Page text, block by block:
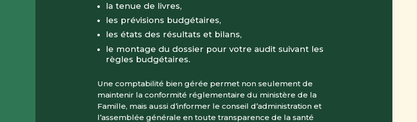
la tenue de livres,
les prévisions budgétaires,
les états des résultats et bilans,
le montage du dossier pour votre audit suivant les
règles budgétaires.
Une comptabilité bien gérée permet non seulement de
maintenir la conformité réglementaire du ministère de la
Famille, mais aussi d’informer le conseil d’administration et
l’assemblée générale en toute transparence de la santé